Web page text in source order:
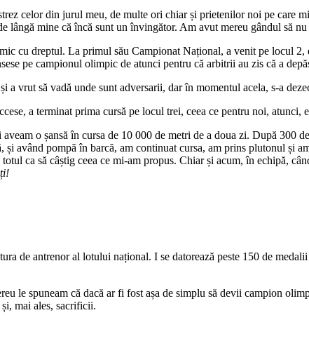
celor din jurul meu, de multe ori chiar și prietenilor noi pe care
lângă mine că încă sunt un învingător. Am avut mereu gândul să
cu dreptul. La primul său Campionat Național, a venit pe locul
pe campionul olimpic de atunci pentru că arbitrii au zis că a
vrut să vadă unde sunt adversarii, dar în momentul acela, s-a
a terminat prima cursă pe locul trei, ceea ce pentru noi, atunci,
o șansă în cursa de 10 000 de metri de a doua zi. După 300
având pompă în barcă, am continuat cursa, am prins plutonul și
ca să câștig ceea ce mi-am propus. Chiar și acum, în echipă,
de antrenor al lotului național. I se datorează peste 150 de
le spuneam că dacă ar fi fost așa de simplu să devii campion
mai ales, sacrificii.